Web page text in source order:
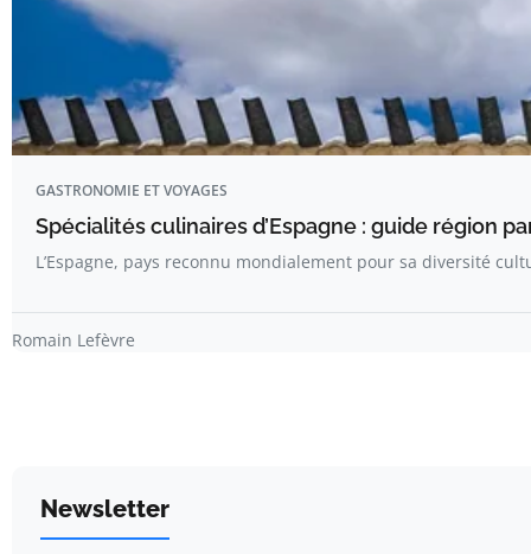
GASTRONOMIE ET VOYAGES
Spécialités culinaires d’Espagne : guide région
L’Espagne, pays reconnu mondialement pour sa diversité
Romain Lefèvre
Newsletter